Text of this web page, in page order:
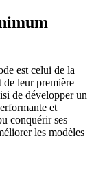
est celui de la
de leur première
de développer un
et
conquérir ses
les modèles